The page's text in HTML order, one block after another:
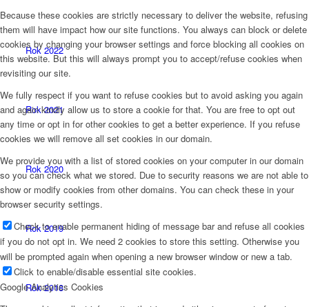
Rok 2022
Rok 2021
Rok 2020
Rok 2019
Rok 2018
Because these cookies are strictly necessary to deliver the website, refusing
them will have impact how our site functions. You always can block or delete
cookies by changing your browser settings and force blocking all cookies on
this website. But this will always prompt you to accept/refuse cookies when
revisiting our site.
We fully respect if you want to refuse cookies but to avoid asking you again
and again kindly allow us to store a cookie for that. You are free to opt out
any time or opt in for other cookies to get a better experience. If you refuse
cookies we will remove all set cookies in our domain.
We provide you with a list of stored cookies on your computer in our domain
so you can check what we stored. Due to security reasons we are not able to
show or modify cookies from other domains. You can check these in your
browser security settings.
Check to enable permanent hiding of message bar and refuse all cookies
if you do not opt in. We need 2 cookies to store this setting. Otherwise you
will be prompted again when opening a new browser window or new a tab.
Click to enable/disable essential site cookies.
Google Analytics Cookies